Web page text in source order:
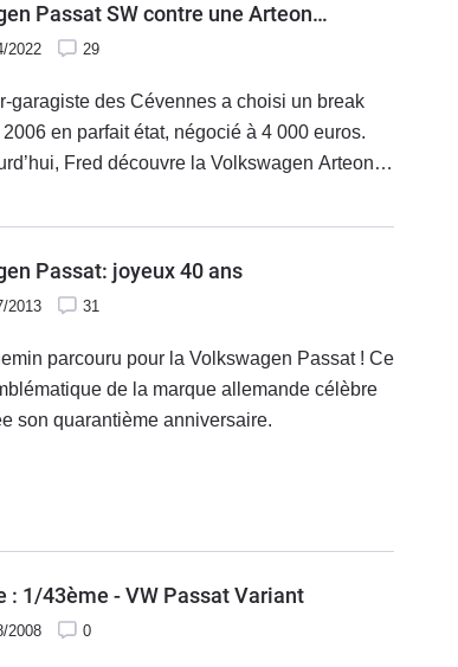
Passat SW contre une Arteon
2022 29
garagiste des Cévennes a choisi un break
en parfait état, négocié à 4 000 euros.
Fred découvre la Volkswagen Arteon
récente, cet amoureux des anciennes
Passat: joyeux 40 ans
2013 31
parcouru pour la Volkswagen Passat ! Ce
de la marque allemande célèbre
son quarantième anniversaire.
: 1/43ème - VW Passat Variant
2008 0